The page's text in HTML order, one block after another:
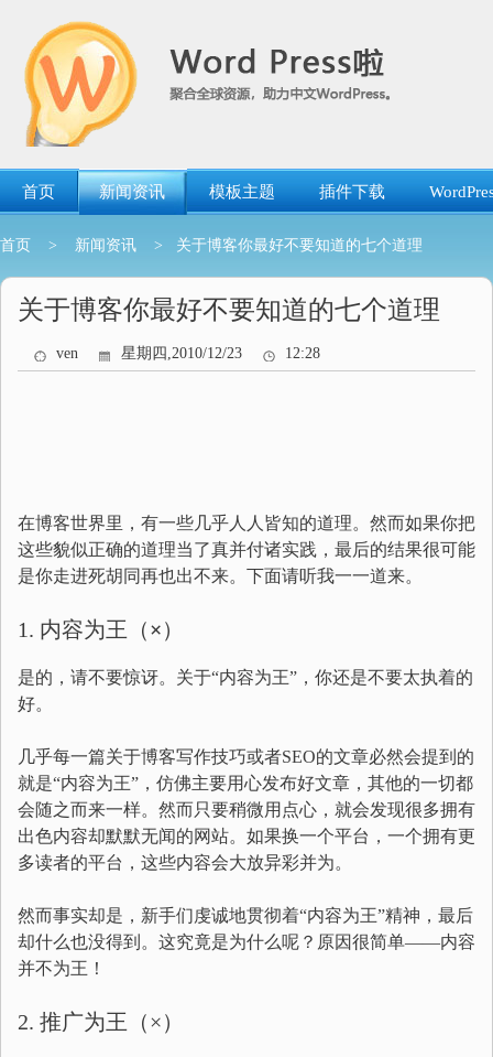
首页 新闻资讯 模板主题 插件下载
首页 > 新闻资讯 > 关于博客你最好不要知道的七个道理
关于博客你最好不要知道的七个道理
ven 星期四,2010/12/23 12:28
在博客世界里，有一些几乎人人皆知的道理。然而如果你把
这些貌似正确的道理当了真并付诸实践，最后的结果很可能
是你走进死胡同再也出不来。下面请听我一一道来。
1. 内容为王（×）
是的，请不要惊讶。关于“内容为王”，你还是不要太执着的
好。
几乎每一篇关于博客写作技巧或者SEO的文章必然会提到的
就是“内容为王”，仿佛主要用心发布好文章，其他的一切都
会随之而来一样。然而只要稍微用点心，就会发现很多拥有
出色内容却默默无闻的网站。如果换一个平台，一个拥有更
多读者的平台，这些内容会大放异彩并为。
然而事实却是，新手们虔诚地贯彻着“内容为王”精神，最后
却什么也没得到。这究竟是为什么呢？原因很简单——内容
并不为王！
2. 推广为王（×）